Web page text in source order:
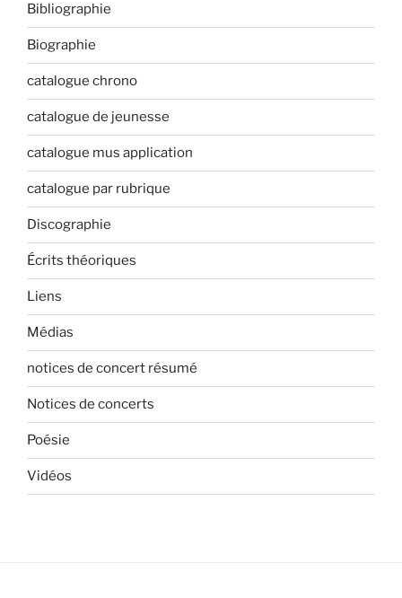
Bibliographie
Biographie
catalogue chrono
catalogue de jeunesse
catalogue mus application
catalogue par rubrique
Discographie
Écrits théoriques
Liens
Médias
notices de concert résumé
Notices de concerts
Poésie
Vidéos